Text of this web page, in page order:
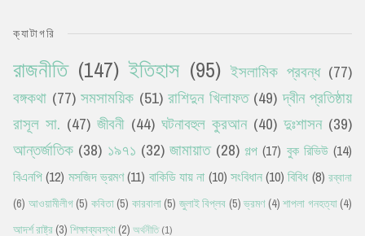
ক্যাটাগরি
রাজনীতি (147) ইতিহাস (95) ইসলামিক প্রবন্ধ (77)
বঙ্গকথা (77) সমসাময়িক (51) রাশিদুন খিলাফত (49) দ্বীন প্রতিষ্ঠায়
রাসূল সা. (47) জীবনী (44) ঘটনাবহুল কুরআন (40) দুঃশাসন (39)
আন্তর্জাতিক (38) ১৯৭১ (32) জামায়াত (28) গল্প (17) বুক রিভিউ (14)
বিএনপি(12) মসজিদ ভ্রমণ(11) বাকিডি যায় না (10) সংবিধান(10) বিবিধ (8) রব্বানা
(6) আওয়ামীলীগ (5) কবিতা (5) কারবালা (5) জুলাই বিপ্লব (5) ভ্রমণ (4) শাপলা গনহত্যা (4)
আদর্শ রাষ্ট্র (3) শিক্ষাব্যবস্থা (2) অর্থনীতি (1)